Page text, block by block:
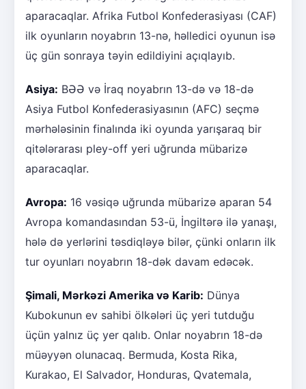
aparacaqlar. Afrika Futbol Konfederasiyası (CAF)
ilk oyunların noyabrın 13-nə, həlledici oyunun isə
üç gün sonraya təyin edildiyini açıqlayıb.
Asiya: BƏƏ və İraq noyabrın 13-də və 18-də
Asiya Futbol Konfederasiyasının (AFC) seçmə
mərhələsinin finalında iki oyunda yarışaraq bir
qitələrarası pley-off yeri uğrunda mübarizə
aparacaqlar.
Avropa: 16 vəsiqə uğrunda mübarizə aparan 54
Avropa komandasından 53-ü, İngiltərə ilə yanaşı,
hələ də yerlərini təsdiqləyə bilər, çünki onların ilk
tur oyunları noyabrın 18-dək davam edəcək.
Şimali, Mərkəzi Amerika və Karib: Dünya
Kubokunun ev sahibi ölkələri üç yeri tutduğu
üçün yalnız üç yer qalıb. Onlar noyabrın 18-də
müəyyən olunacaq. Bermuda, Kosta Rika,
Kurakao, El Salvador, Honduras, Qvatemala,